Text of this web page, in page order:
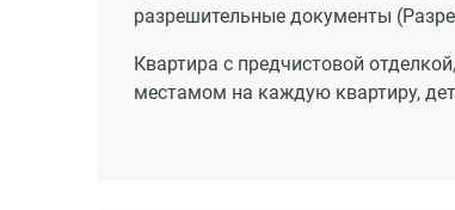
разрешительные документы
Квартира с предчистовой
местамом на каждую квартиру,